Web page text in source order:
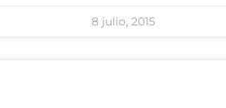
8 julio, 2015